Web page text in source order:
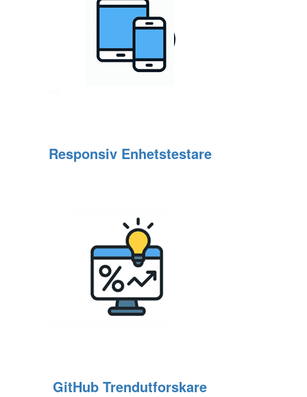
Responsiv Enhetstestare
GitHub Trendutforskare